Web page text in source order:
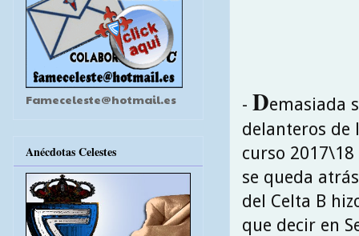
- Demasiada
delanteros
curso
se queda
del Celta B
que decir en
Fameceleste@hotmail.es
Anécdotas Celestes